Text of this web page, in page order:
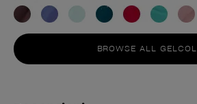
BROWSE ALL